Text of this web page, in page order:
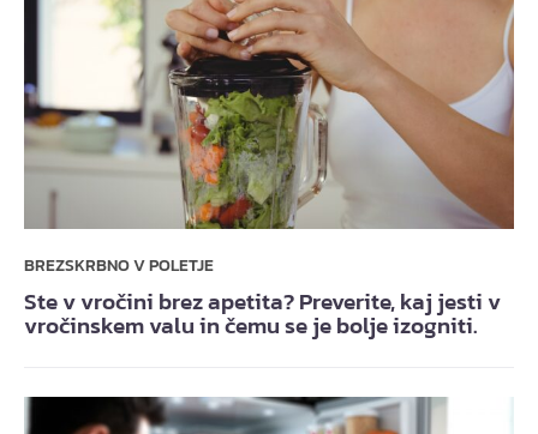
BREZSKRBNO V POLETJE
Ste v vročini brez apetita? Preverite, kaj jesti v
vročinskem valu in čemu se je bolje izogniti.